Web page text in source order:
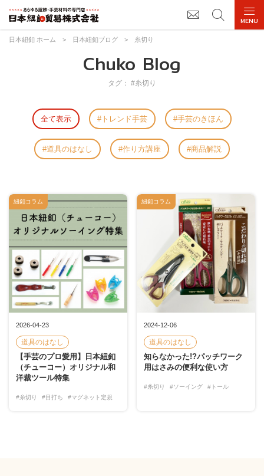
日本紐釦 ホーム > 日本紐釦ブログ > 糸切り
Chuko Blog
タグ： #糸切り
全て表示 トレンド手芸 手芸のきほん
道具のはなし 作り方講座 商品解説
2026-04-23
道具のはなし
【手芸のプロ愛用】日本紐釦
（チューコー）オリジナル和
洋裁ツール特集
#糸切り #目打ち #マグネット定規
紐釦コラム
2024-12-06
道具のはなし
知らなかった!?パッチワーク
用はさみの便利な使い方
#糸切り #ソーイング #トール
紐釦コラム